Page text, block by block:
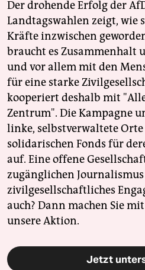
Der drohende Erfolg der
Landtagswahlen zeigt, wie
Kräfte inzwischen
braucht es Zusammenhalt
und vor allem mit den
für eine starke
kooperiert deshalb mit
Zentrum". Die Kampagne
linke, selbstverwaltete
solidarischen Fonds für
auf. Eine offene
zugänglichen
zivilgesellschaftliches
auch? Dann machen Sie
unsere Aktion.
Jetzt